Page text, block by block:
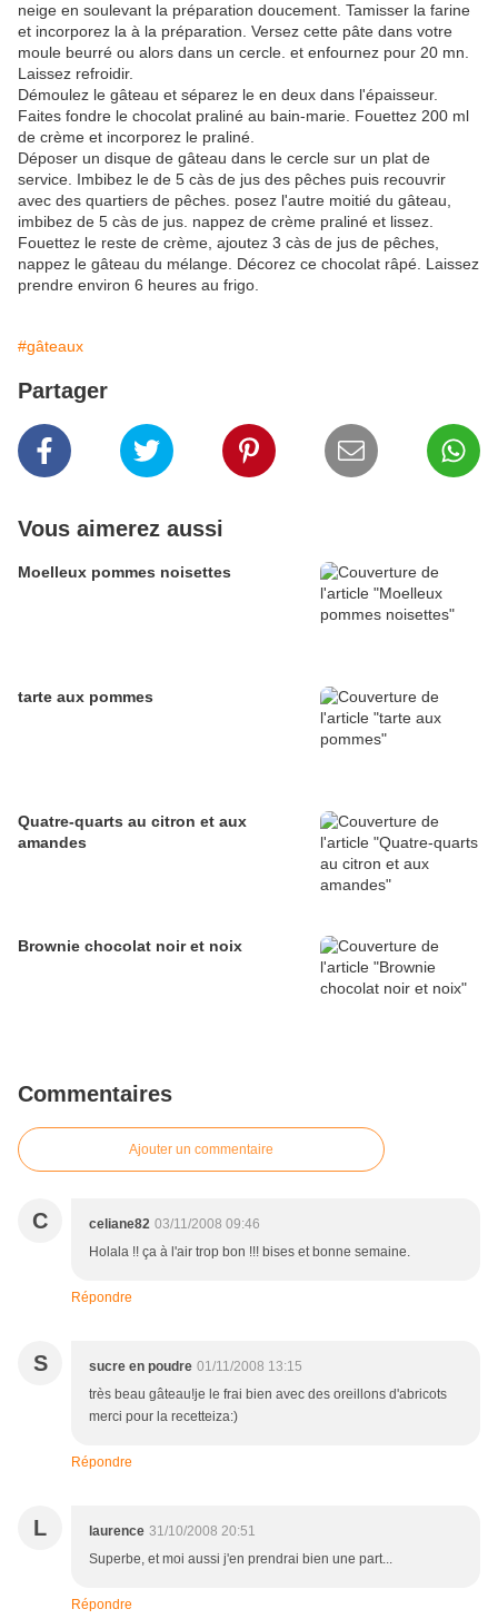
neige en soulevant la préparation doucement. Tamisser la farine
et incorporez la à la préparation. Versez cette pâte dans votre
moule beurré ou alors dans un cercle. et enfournez pour 20 mn.
Laissez refroidir.
Démoulez le gâteau et séparez le en deux dans l'épaisseur.
Faites fondre le chocolat praliné au bain-marie. Fouettez 200 ml
de crème et incorporez le praliné.
Déposer un disque de gâteau dans le cercle sur un plat de
service. Imbibez le de 5 càs de jus des pêches puis recouvrir
avec des quartiers de pêches. posez l'autre moitié du gâteau,
imbibez de 5 càs de jus. nappez de crème praliné et lissez.
Fouettez le reste de crème, ajoutez 3 càs de jus de pêches,
nappez le gâteau du mélange. Décorez ce chocolat râpé. Laissez
prendre environ 6 heures au frigo.
#gâteaux
Partager
Vous aimerez aussi
Moelleux pommes noisettes
tarte aux pommes
Quatre-quarts au citron et aux
amandes
Brownie chocolat noir et noix
Commentaires
Ajouter un commentaire
C celiane82 03/11/2008 09:46
Holala !! ça à l'air trop bon !!! bises et bonne semaine.
Répondre
S sucre en poudre 01/11/2008 13:15
très beau gâteau!je le frai bien avec des oreillons d'abricots
merci pour la recetteiza:)
Répondre
L laurence 31/10/2008 20:51
Superbe, et moi aussi j'en prendrai bien une part...
Répondre